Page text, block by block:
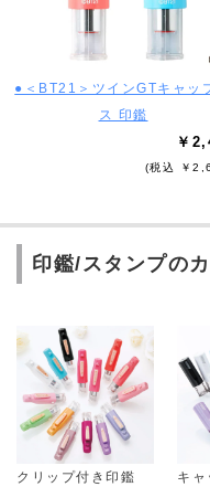
●＜BT21＞ツインGTキャッ
ス 印鑑
￥
(税込 ￥
印鑑/スタンプの
クリップ付き印鑑 キャ